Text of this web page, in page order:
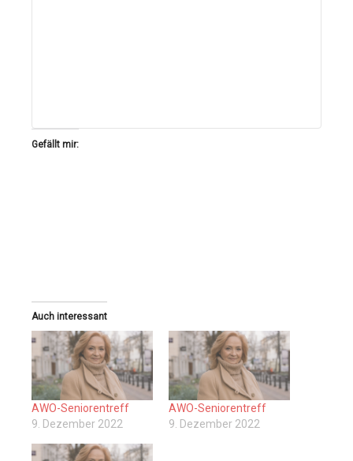
Gefällt mir:
Auch interessant
AWO-Seniorentreff
9. Dezember 2022
AWO-Seniorentreff
9. Dezember 2022